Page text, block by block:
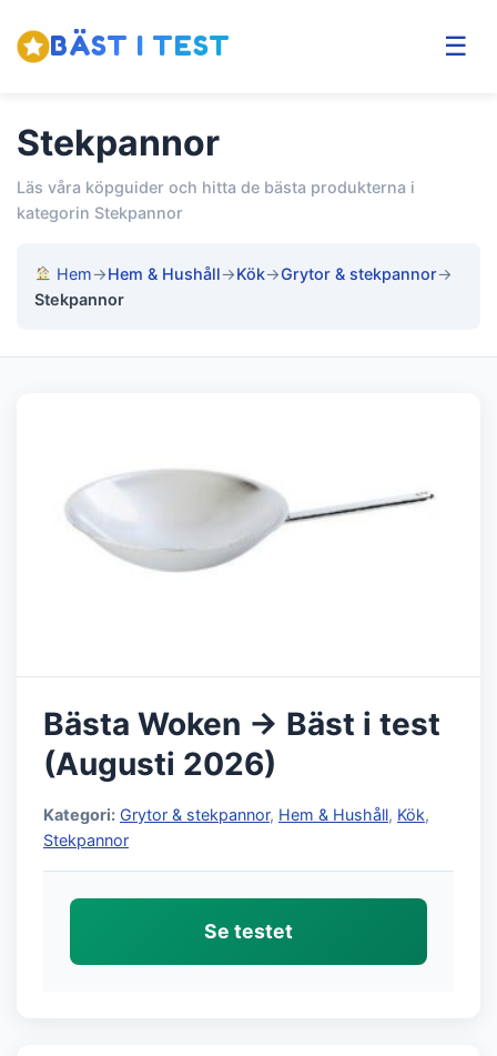
BÄST I TEST ☰
Stekpannor
Läs våra köpguider och hitta de bästa produkterna i
kategorin Stekpannor
Hem→Hem & Hushåll→Kök→Grytor & stekpannor→
Stekpannor
Bästa Woken → Bäst i test
(Augusti 2026)
Kategori: Grytor & stekpannor, Hem & Hushåll, Kök,
Stekpannor
Se testet